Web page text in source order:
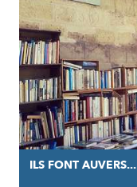
ILS FONT AUVERS...